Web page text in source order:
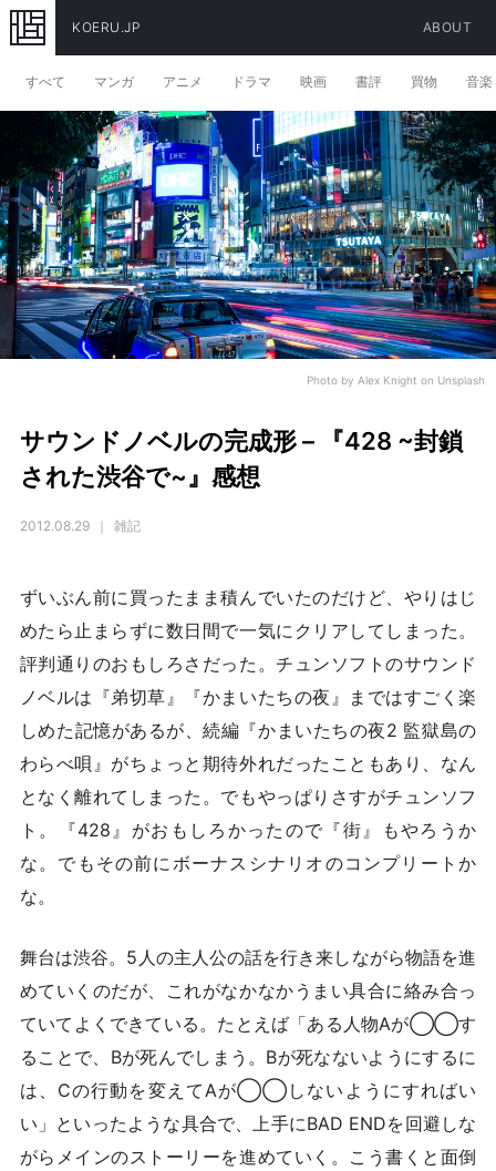
KOERU.JP ABOUT
すべて マンガ アニメ ドラマ 映画 書評 買物 音楽
Photo by Alex Knight on Unsplash
サウンドノベルの完成形 – 『428 ~封鎖
された渋谷で~』感想
2012.08.29 雑記
ずいぶん前に買ったまま積んでいたのだけど、やりはじ
めたら止まらずに数日間で一気にクリアしてしまった。
評判通りのおもしろさだった。チュンソフトのサウンド
ノベルは『弟切草』『かまいたちの夜』まではすごく楽
しめた記憶があるが、続編『かまいたちの夜2 監獄島の
わらべ唄』がちょっと期待外れだったこともあり、なん
となく離れてしまった。でもやっぱりさすがチュンソフ
ト。『428』がおもしろかったので『街』もやろうか
な。でもその前にボーナスシナリオのコンプリートか
な。
舞台は渋谷。5人の主人公の話を行き来しながら物語を進
めていくのだが、これがなかなかうまい具合に絡み合っ
ていてよくできている。たとえば「ある人物Aが◯◯す
ることで、Bが死んでしまう。Bが死なないようにするに
は、Cの行動を変えてAが◯◯しないようにすればい
い」といったような具合で、上手にBAD ENDを回避しな
がらメインのストーリーを進めていく。こう書くと面倒